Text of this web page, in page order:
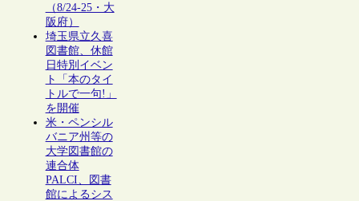
（8/24-25・大
阪府）
埼玉県立久喜
図書館、休館
日特別イベン
ト「本のタイ
トルで一句!」
を開催
米・ペンシル
バニア州等の
大学図書館の
連合体
PALCI、図書
館によるシス